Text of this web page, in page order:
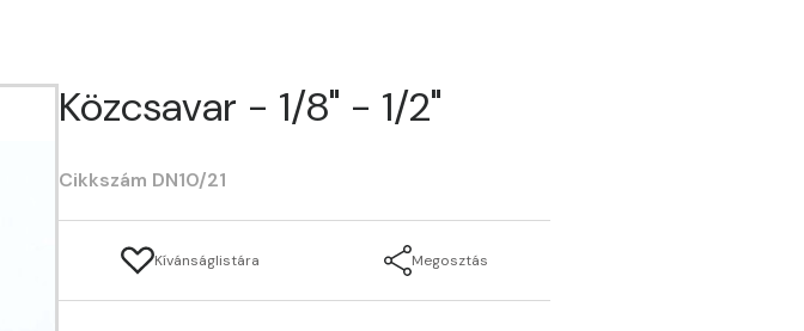
Közcsavar - 1/8" - 1/2"
Cikkszám DN10/21
Kívánságlistára Megosztás